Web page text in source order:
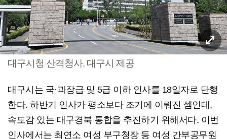
대구시청 산격청사. 대구시 제공
대구시는 국·과장급 및 5급 이하 인사를 18일자로 단행
한다. 하반기 인사가 평소보다 조기에 이뤄진 셈인데,
속도감 있는 대구경북 통합을 추진하기 위해서다. 이번
인사에서는 최연소 여성 부구청장 등 여성 간부공무원